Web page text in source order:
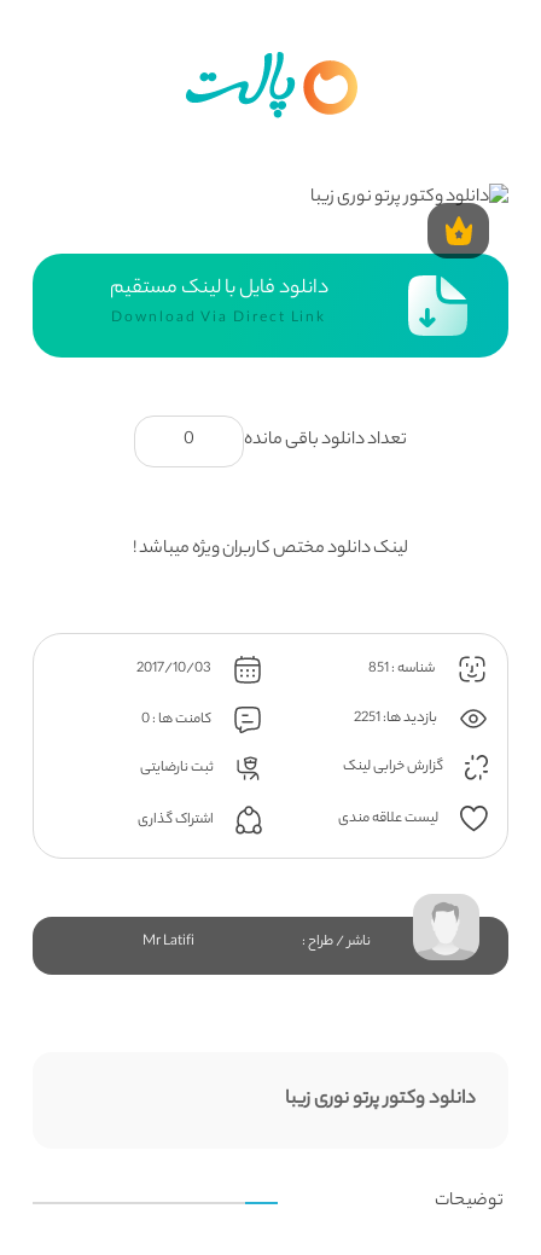
دانلود فایل با لینک مستقیم
Download Via Direct Link
تعداد دانلود باقی مانده 0
لینک دانلود مختص کاربران ویژه میباشد !
شناسه : 851
بازدید ها: 2251
کامنت ها : 0
گزارش خرابی لینک
ثبت نارضایتی
لیست علاقه مندی اشتراک گذاری
ناشر / طراح : Mr Latifi
دانلود وکتور پرتو نوری زیبا
توضیحات